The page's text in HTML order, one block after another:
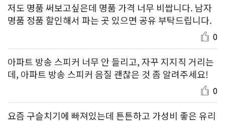
저도 명품 써보고싶은데 명품 가격 너무 비쌉니다. 남자
명품 정품 할인해서 파는 곳 있으면 공유 부탁드립니다.
0
아파트 방송 스피커 너무 안 들리고, 자꾸 지지직 거리는
데, 아파트 방송 스피커 음질 괜찮은 것 좀 알려주세요!
0
요즘 구슬치기에 빠져있는데 튼튼하고 가성비 좋은 유리